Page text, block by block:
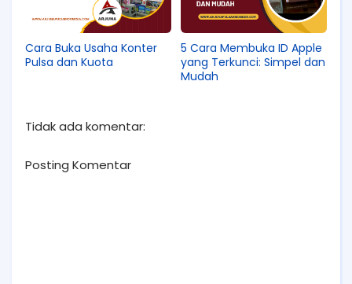
Cara Buka Usaha Konter
Pulsa dan Kuota
5 Cara Membuka ID Apple
yang Terkunci: Simpel dan
Mudah
Tidak ada komentar:
Posting Komentar